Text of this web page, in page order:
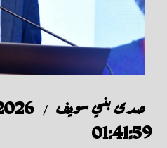
صدى بني سويف /
01:41:59